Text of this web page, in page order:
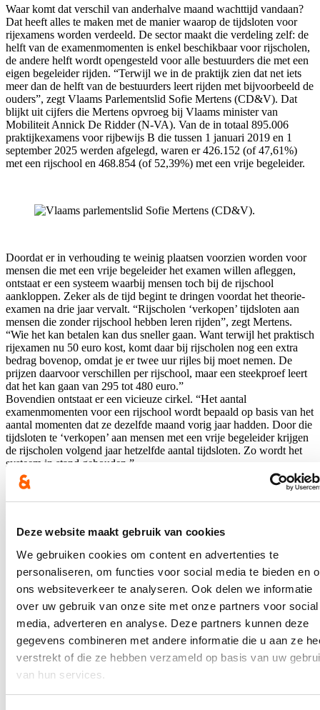
Deze website maakt gebruik van cookies
We gebruiken cookies om content en advertenties te
personaliseren, om functies voor social media te bieden en
ons websiteverkeer te analyseren. Ook delen we informatie
over uw gebruik van onze site met onze partners voor social
media, adverteren en analyse. Deze partners kunnen deze
gegevens combineren met andere informatie die u aan ze
verstrekt of die ze hebben verzameld op basis van uw
van hun services.
Waar komt dat verschil van anderhalve maand wachttijd vandaan?
Dat heeft alles te maken met de manier waarop de tijdsloten voor
rijexamens worden verdeeld. De sector maakt die verdeling zelf: de
helft van de examenmomenten is enkel beschikbaar voor rijscholen,
de andere helft wordt opengesteld voor alle bestuurders die met een
eigen begeleider rijden. “Terwijl we in de praktijk zien dat net iets
meer dan de helft van de bestuurders leert rijden met bijvoorbeeld de
ouders”, zegt Vlaams Parlementslid Sofie Mertens (CD&V). Dat
blijkt uit cijfers die Mertens opvroeg bij Vlaams minister van
Mobiliteit Annick De Ridder (N-VA). Van de in totaal 895.006
praktijkexamens voor rijbewijs B die tussen 1 januari 2019 en 1
september 2025 werden afgelegd, waren er 426.152 (of 47,61%)
met een rijschool en 468.854 (of 52,39%) met een vrije begeleider.
Doordat er in verhouding te weinig plaatsen voorzien worden voor
mensen die met een vrije begeleider het examen willen afleggen,
ontstaat er een systeem waarbij mensen toch bij de rijschool
aankloppen. Zeker als de tijd begint te dringen voordat het theorie-
examen na drie jaar vervalt. “Rijscholen ‘verkopen’ tijdsloten aan
mensen die zonder rijschool hebben leren rijden”, zegt Mertens.
“Wie het kan betalen kan dus sneller gaan. Want terwijl het praktisch
rijexamen nu 50 euro kost, komt daar bij rijscholen nog een extra
bedrag bovenop, omdat je er twee uur rijles bij moet nemen. De
prijzen daarvoor verschillen per rijschool, maar een steekproef leert
dat het kan gaan van 295 tot 480 euro.”
Bovendien ontstaat er een vicieuze cirkel. “Het aantal
examenmomenten voor een rijschool wordt bepaald op basis van het
aantal momenten dat ze dezelfde maand vorig jaar hadden. Door die
tijdsloten te ‘verkopen’ aan mensen met een vrije begeleider krijgen
de rijscholen volgend jaar hetzelfde aantal tijdsloten. Zo wordt het
systeem in stand gehouden.”
Examinatoren
De lange wachttijden voor het praktisch rijexamen zullen ook nog
niet meteen verholpen zijn, want uit de cijfers blijkt ook dat de
interesse in het behalen van een rijbewijs B de laatste jaren is
toegenomen. In 2019 ging het om 113.144 praktijkexamens. Tijdens
corona was er evident een dip omdat de examens een tijdlang
opgeschort waren. Sinds 2021 schommelt het aantal
praktijkexamens steeds rond de 147.000 per jaar. Examenplaatsen
zijn echter niet zo gemakkelijk toe te voegen, zei minister De Ridder
meer examinatoren zijn. Daar wringt het schoentje, omdat zij